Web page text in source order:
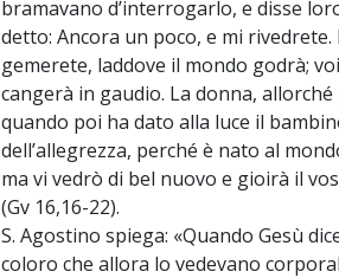
bramavano d’interrogarlo, e disse
detto: Ancora un poco, e mi
gemerete, laddove il mondo godrà;
cangerà in gaudio. La donna,
quando poi ha dato alla luce il
dell’allegrezza, perché è nato al
ma vi vedrò di bel nuovo e gioirà il
(Gv 16,16-22).
S. Agostino spiega: «Quando Gesù
coloro che allora lo vedevano